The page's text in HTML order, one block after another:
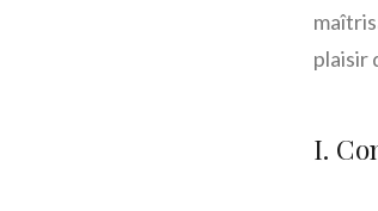
plaisir
I.